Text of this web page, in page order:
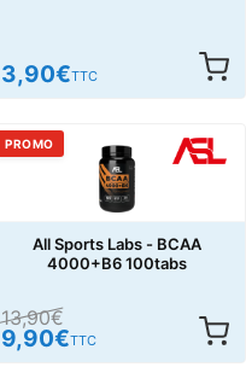
3,90€TTC
PROMO
All Sports Labs - BCAA
4000+B6 100tabs
13,90€
9,90€TTC